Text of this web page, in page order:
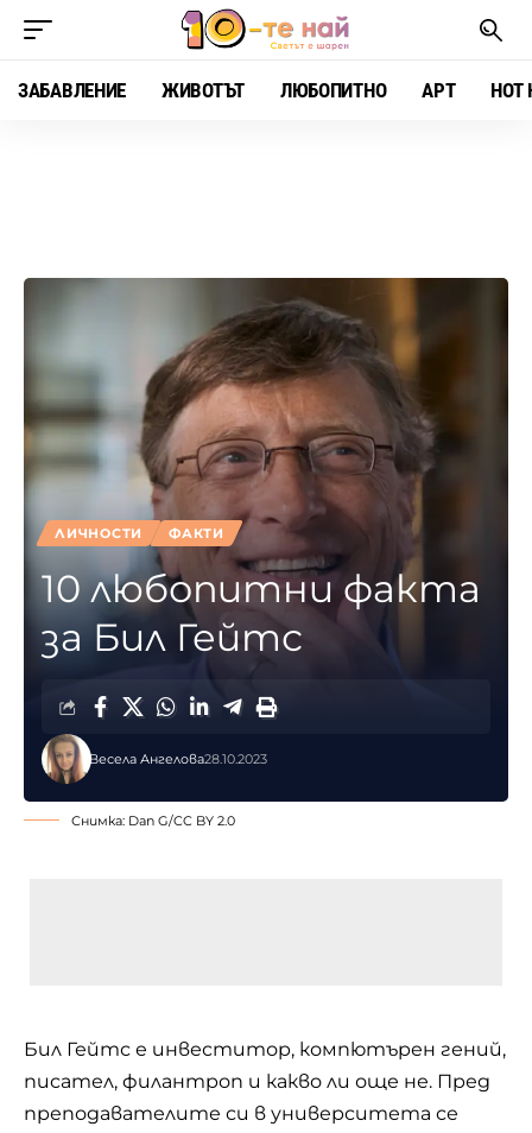
ЗАБАВЛЕНИЕ ЖИВОТЪТ ЛЮБОПИТНО АРТ HOT
ЛИЧНОСТИ ФАКТИ
10 любопитни факта
за Бил Гейтс
Весела Ангелова28.10.2023
Снимка: Dan G/CC BY 2.0
Бил Гейтс е инвеститор, компютърен гений,
писател, филантроп и какво ли още не. Пред
преподавателите си в университета се